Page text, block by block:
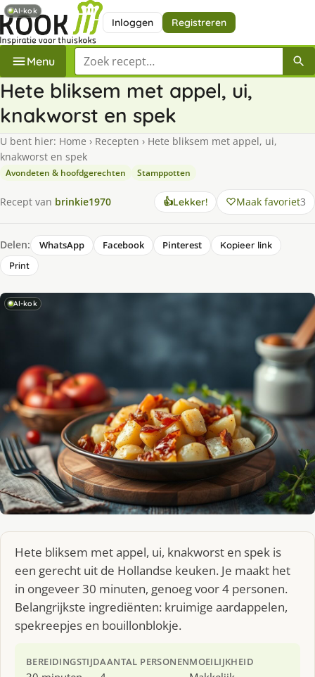
Inloggen Registreren
Menu Zoek een recept
Hete bliksem met appel, ui,
knakworst en spek
U bent hier: Home › Recepten › Hete bliksem met appel, ui,
knakworst en spek
Avondeten & hoofdgerechten Stamppotten
Recept van brinkie1970 👍Lekker! Maak favoriet3
Delen: WhatsApp Facebook Pinterest
Kopieer link
Print
AI-kok
Hete bliksem met appel, ui, knakworst en spek is
een gerecht uit de Hollandse keuken. Je maakt het
in ongeveer 30 minuten, genoeg voor 4 personen.
Belangrijkste ingrediënten: kruimige aardappelen,
spekreepjes en bouillonblokje.
BEREIDINGSTIJDAANTAL PERSONENMOEILIJKHEID
AI-kok